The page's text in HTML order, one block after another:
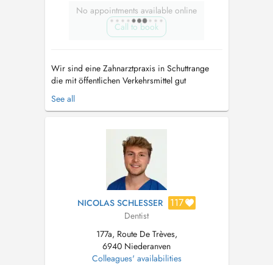
No appointments available online
Call to book
Wir sind eine Zahnarztpraxis in Schuttrange
die mit öffentlichen Verkehrsmittel gut
erreichbar ist und über Parkplätze verfügt. Wir
haben einen behindertengerechten Aufzug.
Relaxationstherapie für Angstpatienten. Notre
cabinet dentaire est situé à Shu...
See all
NICOLAS SCHLESSER 117
Dentist
177a, Route De Trèves,
6940 Niederanven
Colleagues' availabilities